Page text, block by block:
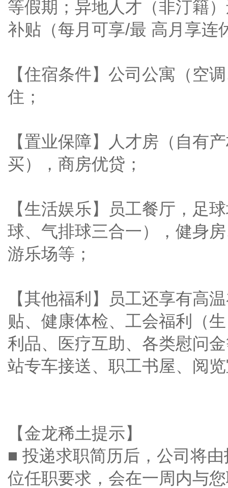
等假期；异地人才（非汀籍
补贴（每月可享/最 高月享连
【住宿条件】公司公寓（空
住；
【置业保障】人才房（自有
买），商房优贷；
【生活娱乐】员工餐厅，足
球、气排球三合一），健身
游乐场等；
【其他福利】员工还享有高
贴、健康体检、工会福利（
利品、医疗互助、各类慰问
站专车接送、职工书屋、阅
【金龙稀土提示】
■ 投递求职简历后，公司将
位任职要求，会在一周内与